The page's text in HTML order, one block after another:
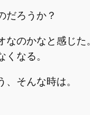
だろうか？
のかなと感じ
なる。
そんな時は。